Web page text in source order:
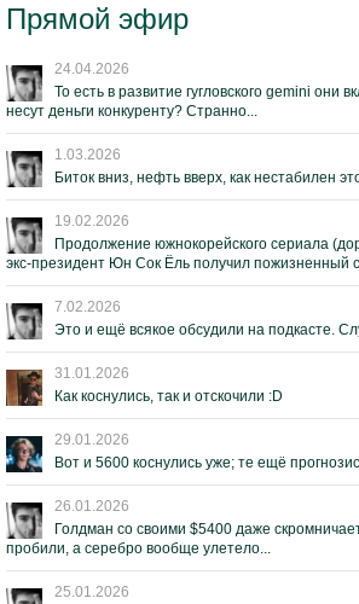
Прямой эфир
24.04.2026
То есть в развитие гугловского gemini они
несут деньги конкуренту? Странно...
1.03.2026
Биток вниз, нефть вверх, как нестабилен
19.02.2026
Продолжение южнокорейского сериала
экс-президент Юн Сок Ёль получил пожизненный
7.02.2026
Это и ещё всякое обсудили на подкасте.
31.01.2026
Как коснулись, так и отскочили :D
29.01.2026
Вот и 5600 коснулись уже; те ещё
26.01.2026
Голдман со своими $5400 даже
пробили, а серебро вообще улетело...
25.01.2026